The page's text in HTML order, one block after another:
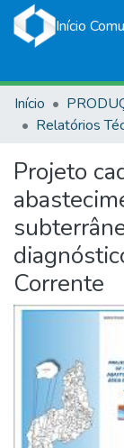
Início
Início
Relatórios
Projeto
Corrente